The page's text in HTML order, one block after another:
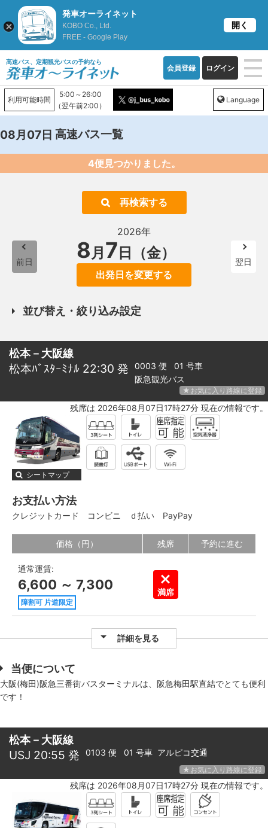
高速バス、定期観光バスの予約なら
会員登録 ログイン
利用可能時間
5:00～26:00
（翌午前2:00）
Language
08月07日 高速バス一覧
4便見つかりました。
再検索する
前日
2026年
8月 7 日（金）
出発日を変更する
翌日
並び替え・絞り込み設定
松本－大阪線
松本ﾊﾞｽﾀｰﾐﾅﾙ 22:30 発
0003 便 01 号車
阪急観光バス
★お気に入り路線に登録
残席は 2026年08月07日17時27分 現在の情報です。
シートマップ
お支払い方法
クレジットカード コンビニ ｄ払い PayPay
価格（円） 残席 予約に進む
通常運賃:
6,600 ～ 7,300
障割可 片道限定
満席
詳細を見る
当便について
大阪(梅田)阪急三番街バスターミナルは、阪急梅田駅直結でとても便利
です！
松本－大阪線
USJ 20:55 発 0103 便 01 号車 アルピコ交通
★お気に入り路線に登録
残席は 2026年08月07日17時27分 現在の情報です。
発車オーライネット
KOBO Co., Ltd.
FREE - Google Play
開く